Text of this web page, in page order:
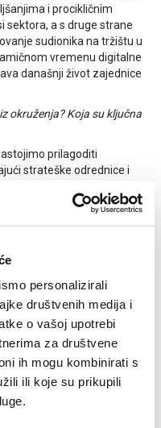
personalizirali
društvenih medija i
o vašoj upotrebi
za društvene
ih mogu kombinirati s
ili koje su prikupili
i procikličnim
sektora, a s druge strane
sudionika na tržištu u
vremenu digitalne
današnji život zajednice
okruženja? Koja su ključna
prilagoditi
strateške odrednice i
HT Eroneta. Također,
tržišta, na
i proizvodi koje
cijene i kvalitete, što nas
ukazuje na stalno
Eroneta.
rast baze korisnika te niz
bilježimo povećanje baze
u svim segmentima. U
modela. U fiksnoj, u